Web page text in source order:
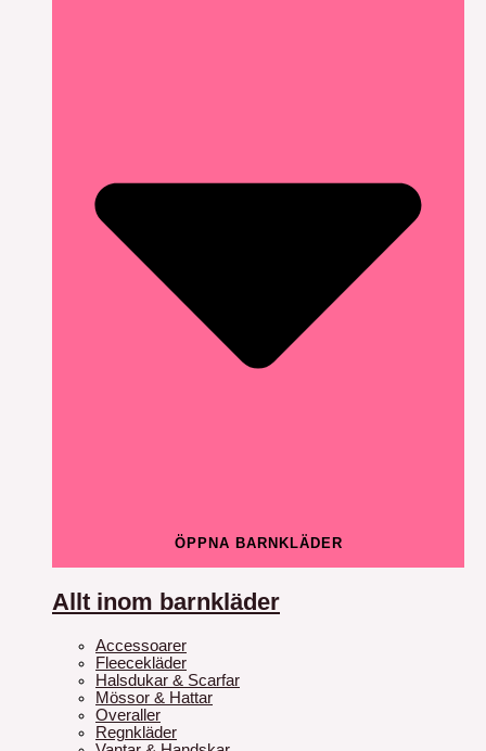
ÖPPNA BARNKLÄDER
Allt inom barnkläder
Accessoarer
Fleecekläder
Halsdukar & Scarfar
Mössor & Hattar
Overaller
Regnkläder